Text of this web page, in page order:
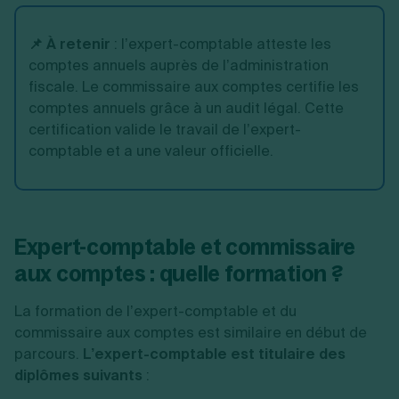
📌 À retenir : l’expert-comptable atteste les
comptes annuels auprès de l’administration
fiscale. Le commissaire aux comptes certifie les
comptes annuels grâce à un audit légal. Cette
certification valide le travail de l’expert-
comptable et a une valeur officielle.
Expert-comptable et commissaire
aux comptes : quelle formation ?
La formation de l’expert-comptable et du
commissaire aux comptes est similaire en début de
parcours. L’expert-comptable est titulaire des
diplômes suivants :